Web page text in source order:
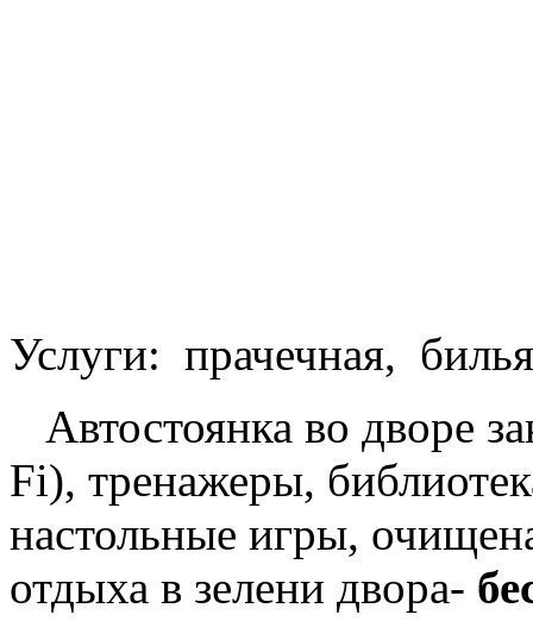
Услуги: прачечная,
Автостоянка во дворе
Fi), тренажеры,
настольные игры,
отдыха в зелени двора-